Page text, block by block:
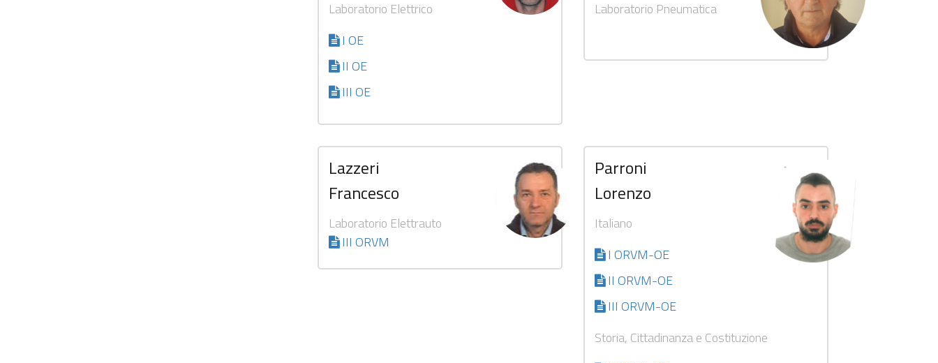
Laboratorio Elettrico
I OE
II OE
III OE
Laboratorio Pneumatica
Lazzeri
Francesco
Laboratorio Elettrauto
III ORVM
Parroni
Lorenzo
Italiano
I ORVM-OE
II ORVM-OE
III ORVM-OE
Storia, Cittadinanza e Costituzione